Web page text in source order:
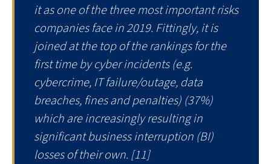
it as one of the three most important risks
companies face in 2019. Fittingly, it is
joined at the top of the rankings for the
first time by cyber incidents (e.g.
cybercrime, IT failure/outage, data
breaches, fines and penalties) (37%)
which are increasingly resulting in
significant business interruption (BI)
losses of their own. [11]